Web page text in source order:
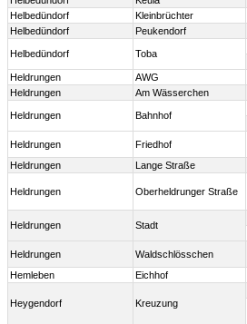
Helbedündorf
Kleinbrüchter
Helbedündorf
Peukendorf
Helbedündorf Toba
Heldrungen
AWG
Heldrungen
Am Wässerchen
Heldrungen Bahnhof
Heldrungen
Friedhof
Heldrungen
Lange Straße
Heldrungen Oberheldrunger Straße
Heldrungen Stadt
Heldrungen
Waldschlösschen
Hemleben
Eichhof
Heygendorf Kreuzung